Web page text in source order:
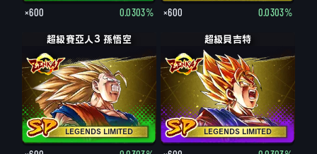
×600 0.0303% ×600 0.0303%
LEGENDS LIMITED
超級賽亞人3 孫悟空
LEGENDS LIMITED
超級貝吉特